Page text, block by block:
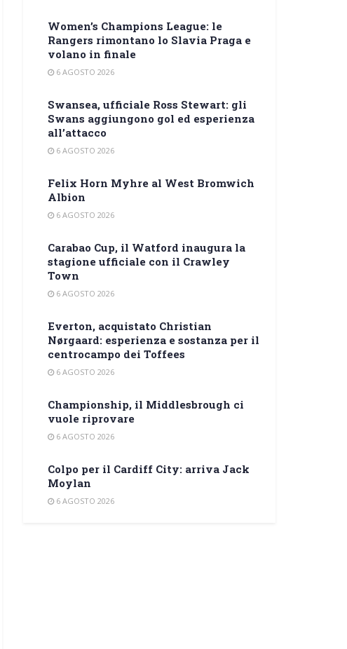
Women’s Champions League: le
Rangers rimontano lo Slavia Praga e
volano in finale
6 AGOSTO 2026
Swansea, ufficiale Ross Stewart: gli
Swans aggiungono gol ed esperienza
all’attacco
6 AGOSTO 2026
Felix Horn Myhre al West Bromwich
Albion
6 AGOSTO 2026
Carabao Cup, il Watford inaugura la
stagione ufficiale con il Crawley
Town
6 AGOSTO 2026
Everton, acquistato Christian
Nørgaard: esperienza e sostanza per il
centrocampo dei Toffees
6 AGOSTO 2026
Championship, il Middlesbrough ci
vuole riprovare
6 AGOSTO 2026
Colpo per il Cardiff City: arriva Jack
Moylan
6 AGOSTO 2026